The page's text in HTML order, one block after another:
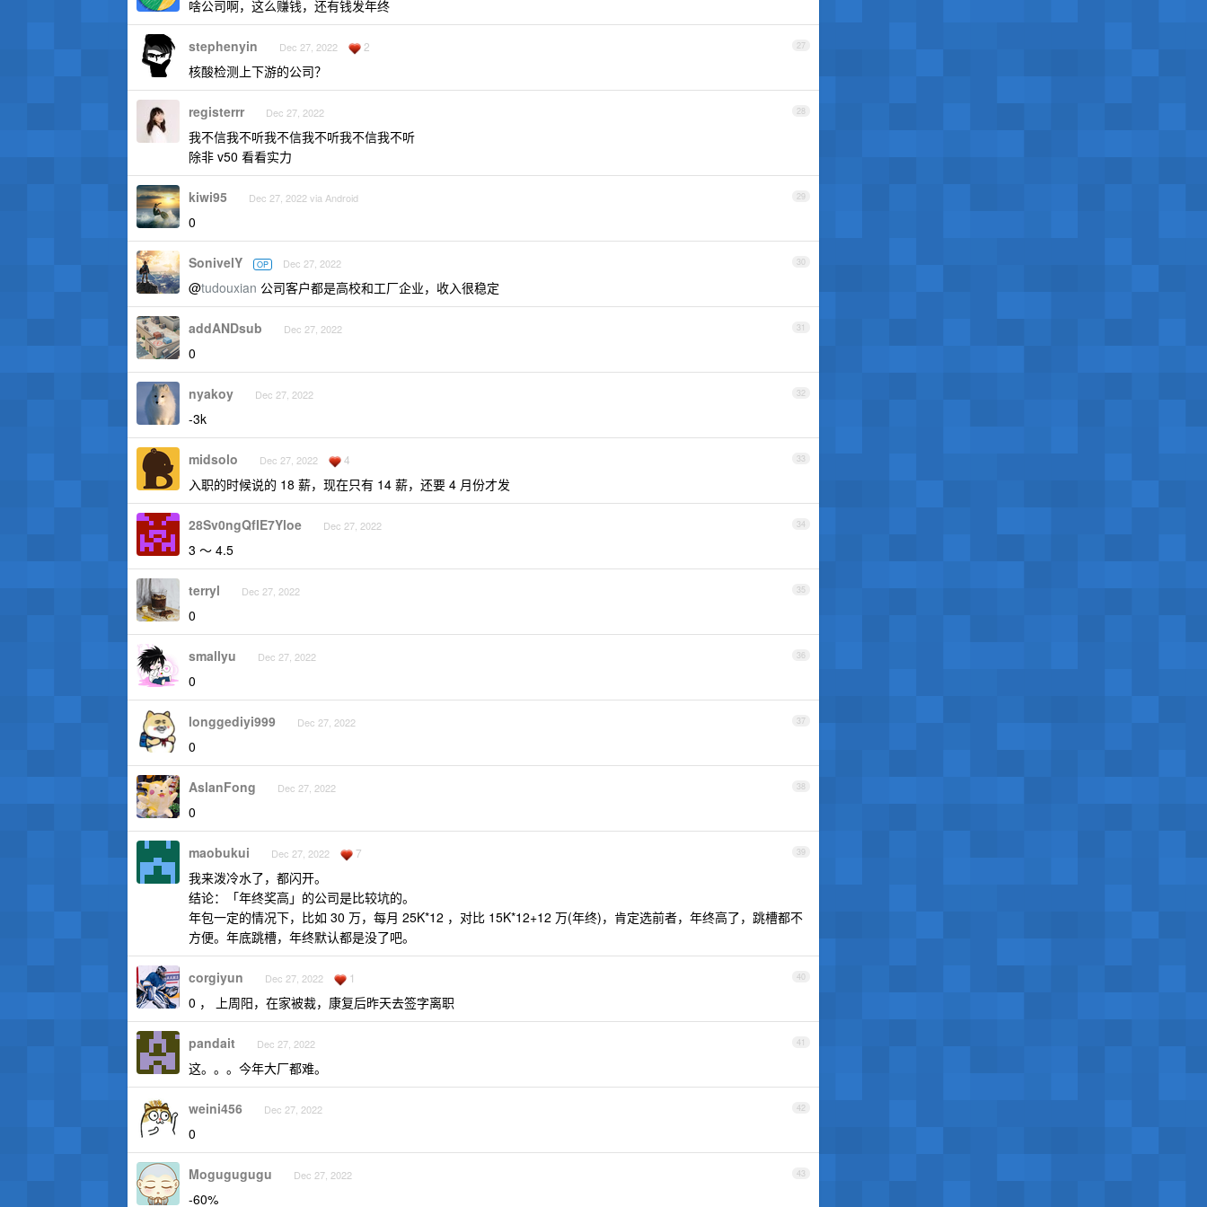
啥公司啊，这么赚钱，还有钱发年终
27
stephenyin Dec 27, 2022 2
核酸检测上下游的公司？
28
registerrr Dec 27, 2022
我不信我不听我不信我不听我不信我不听
除非 v50 看看实力
29
kiwi95 Dec 27, 2022 via Android
0
30
SonivelY OP Dec 27, 2022
@tudouxian 公司客户都是高校和工厂企业，收入很稳定
31
addANDsub Dec 27, 2022
0
32
nyakoy Dec 27, 2022
-3k
33
midsolo Dec 27, 2022 4
入职的时候说的 18 薪，现在只有 14 薪，还要 4 月份才发
34
28Sv0ngQfIE7Yloe Dec 27, 2022
3 ～ 4.5
35
terryl Dec 27, 2022
0
36
smallyu Dec 27, 2022
0
37
longgediyi999 Dec 27, 2022
0
38
AslanFong Dec 27, 2022
0
39
maobukui Dec 27, 2022 7
我来泼冷水了，都闪开。
结论：「年终奖高」的公司是比较坑的。
年包一定的情况下，比如 30 万，每月 25K*12 ，对比 15K*12+12 万(年终)，肯定选前者，年终高了，跳槽都不
方便。年底跳槽，年终默认都是没了吧。
40
corgiyun Dec 27, 2022 1
0 ， 上周阳，在家被裁，康复后昨天去签字离职
41
pandait Dec 27, 2022
这。。。今年大厂都难。
42
weini456 Dec 27, 2022
0
43
Mogugugugu Dec 27, 2022
-60%